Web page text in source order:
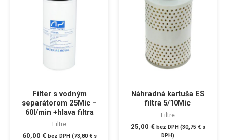
Filter s vodným
separátorom 25Mic –
60l/min +hlava filtra
Filtre
60,00 € bez DPH (73,80€s
Náhradná kartuša ES
filtra 5/10Mic
Filtre
25,00 € bez DPH (30,75 €s
DPH)